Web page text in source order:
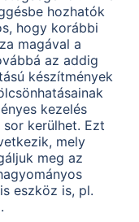
hozhatók
hogy korábbi
magával a
az addig
készítmények
kezelés
kerülhet. Ezt
mely
meg az
eszköz is, pl.